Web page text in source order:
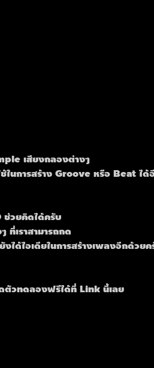
เสียงกลองต่างๆ
ในการสร้าง Groove หรือ Beat ไ
ช่วยคิดได้ครับ
เราสามารถกด
ได้ไอเดียในการสร้างเพลงอีกด้วยค
ตัวทดลองฟรีได้ที่ Link นี้เลย